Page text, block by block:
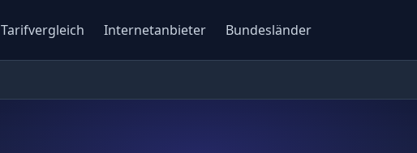
Tarifvergleich Internetanbieter Bundesländer